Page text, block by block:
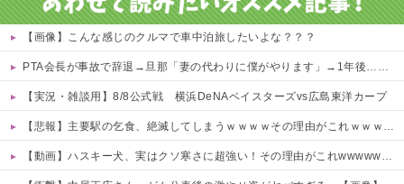
【画像】こんな感じのクルマで車中泊旅したいよな？？？
PTA会長が事故で辞退→旦那「妻の代わりに僕がやります」→1年後…名物ガンコジジイを草むしりに召喚、不登校児を学校に復帰させる無双状態にｗｗ
【実況・雑談用】8/8公式戦 横浜DeNAベイスターズvs広島東洋カープ
【悲報】主要駅の乞食、絶滅してしまうｗｗｗｗその理由がこれｗｗｗｗ 他
【動画】ハスキー犬、実はクソ寒さに超強い！その理由がこれwwwwww 他